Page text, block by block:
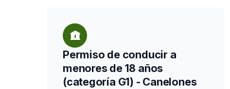
Permiso de conducir a
menores de 18 años
(categoría G1) - Canelones